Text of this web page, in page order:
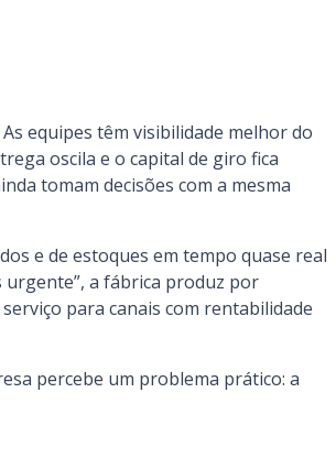
equipes têm visibilidade melhor do
oscila e o capital de giro fica
tomam decisões com a mesma
e de estoques em tempo quase real
urgente”, a fábrica produz por
para canais com rentabilidade
percebe um problema prático: a